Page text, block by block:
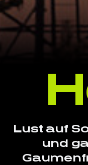
Lust auf
und